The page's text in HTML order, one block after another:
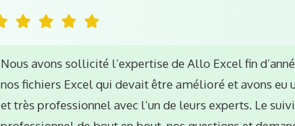
Nous avons sollicité l’expertise de Allo Excel fin
nos fichiers Excel qui devait être amélioré et avons eu
et très professionnel avec l’un de leurs experts. Le